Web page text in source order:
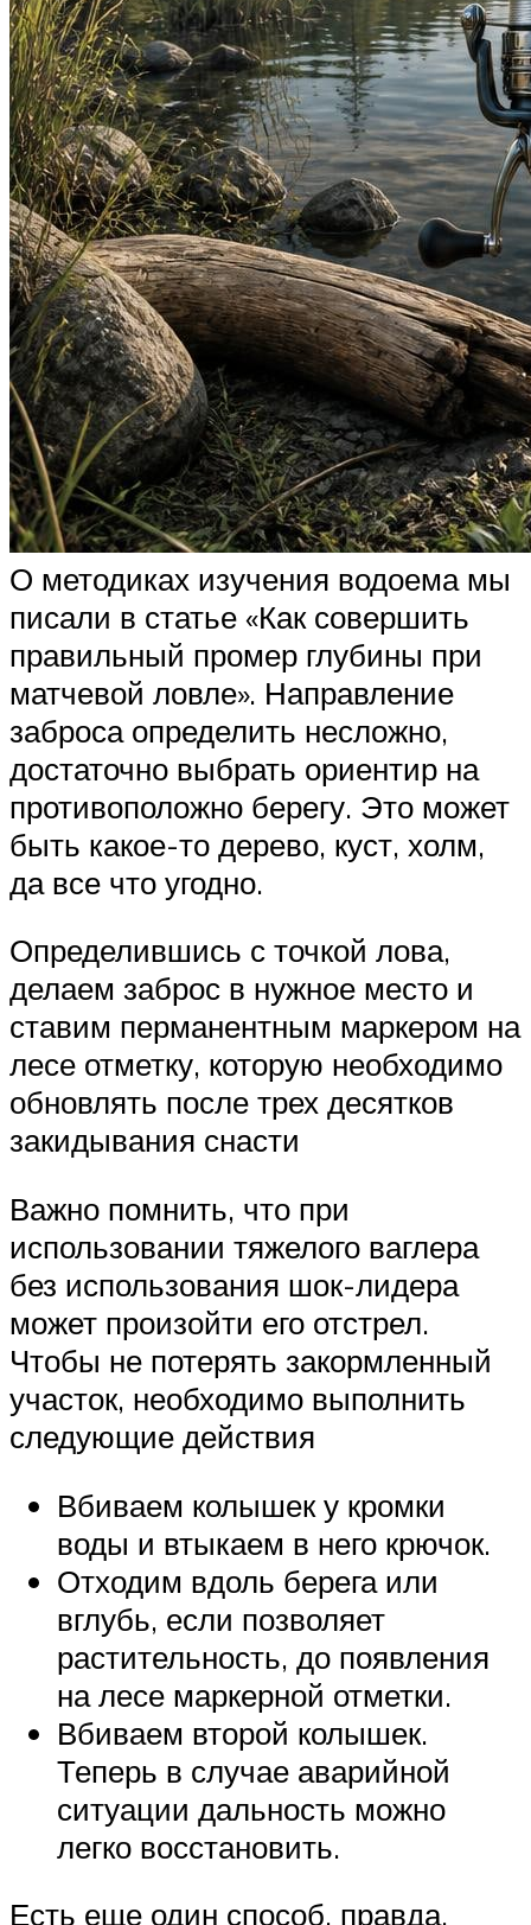
О методиках изучения водоема мы
писали в статье «Как совершить
правильный промер глубины при
матчевой ловле». Направление
заброса определить несложно,
достаточно выбрать ориентир на
противоположно берегу. Это может
быть какое-то дерево, куст, холм,
да все что угодно.
Определившись с точкой лова,
делаем заброс в нужное место и
ставим перманентным маркером на
лесе отметку, которую необходимо
обновлять после трех десятков
закидывания снасти
Важно помнить, что при
использовании тяжелого ваглера
без использования шок-лидера
может произойти его отстрел.
Чтобы не потерять закормленный
участок, необходимо выполнить
следующие действия
Вбиваем колышек у кромки
воды и втыкаем в него крючок.
Отходим вдоль берега или
вглубь, если позволяет
растительность, до появления
на лесе маркерной отметки.
Вбиваем второй колышек.
Теперь в случае аварийной
ситуации дальность можно
легко восстановить.
Есть еще один способ, правда,